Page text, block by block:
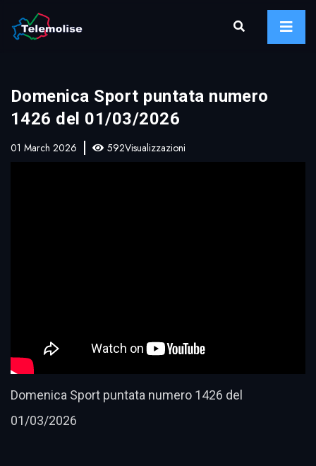
Domenica Sport puntata numero
1426 del 01/03/2026
01 March 2026 592Visualizzazioni
Domenica Sport puntata numero 1426 del
01/03/2026